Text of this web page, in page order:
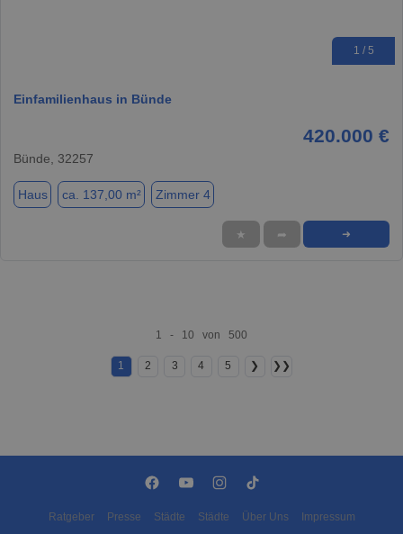
1 / 5
Einfamilienhaus in Bünde
420.000 €
Bünde, 32257
Haus ca. 137,00 m² Zimmer 4
★ ➦ ➜
1 - 10 von 500
1 2 3 4 5 ❯ ❯❯
Ratgeber Presse Städte Städte Über Uns Impressum